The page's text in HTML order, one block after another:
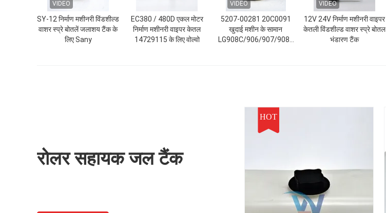
VIDEO
SY-12 निर्माण मशीनरी विंडशील्ड
वाशर स्प्रे बोतलें जलाशय टैंक के
लिए Sany
EC380 / 480D एकल मोटर
निर्माण मशीनरी वाइपर केतल
14729115 के लिए वोल्वो
VIDEO
5207-00281 20C0091
खुदाई मशीन के सामान
LG908C/906/907/908E
VIDEO
12V 24V निर्माण मशीनरी वाइपर
केतली विंडशील्ड वाशर स्प्रे बोतल
भंडारण टैंक
रोलर सहायक जल टैंक
HOT